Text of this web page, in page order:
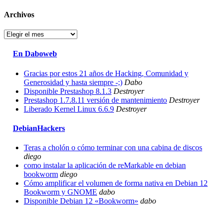
Archivos
Archivos
En Daboweb
Gracias por estos 21 años de Hacking, Comunidad y
Generosidad y hasta siempre -;) Dabo
Disponible Prestashop 8.1.3 Destroyer
Prestashop 1.7.8.11 versión de mantenimiento Destroyer
Liberado Kernel Linux 6.6.9 Destroyer
DebianHackers
Teras a cholón o cómo terminar con una cabina de discos
diego
como instalar la aplicación de reMarkable en debian
bookworm diego
Cómo amplificar el volumen de forma nativa en Debian 12
Bookworm y GNOME dabo
Disponible Debian 12 «Bookworm» dabo